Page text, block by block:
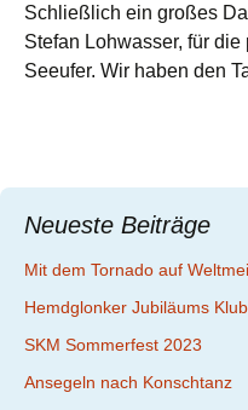
Schließlich ein großes
Stefan Lohwasser, für
Seeufer. Wir haben den
Neueste Beiträge
Mit dem Tornado auf
Hemdglonker Jubiläums
SKM Sommerfest 2023
Ansegeln nach Konschtanz